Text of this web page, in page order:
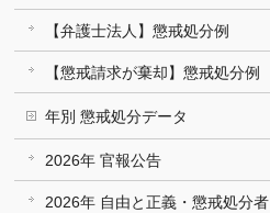
【弁護士法人】懲戒処分例
【懲戒請求が棄却】懲戒処分例
年別 懲戒処分データ
2026年 官報公告
2026年 自由と正義・懲戒処分者